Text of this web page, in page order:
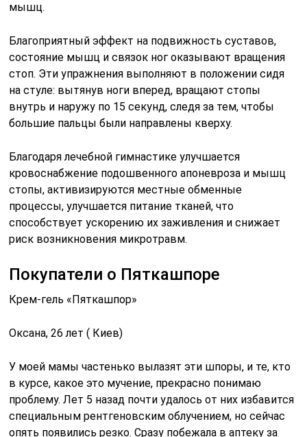
мышц.
Благоприятный эффект на подвижность суставов,
состояние мышц и связок ног оказывают вращения
стоп. Эти упражнения выполняют в положении сидя
на стуле: вытянув ноги вперед, вращают стопы
внутрь и наружу по 15 секунд, следя за тем, чтобы
большие пальцы были направлены кверху.
Благодаря лечебной гимнастике улучшается
кровоснабжение подошвенного апоневроза и мышц
стопы, активизируются местные обменные
процессы, улучшается питание тканей, что
способствует ускорению их заживления и снижает
риск возникновения микротравм.
Покупатели о Пяткашпоре
Крем-гель «Пяткашпор»
Оксана, 26 лет ( Киев)
У моей мамы частенько вылазят эти шпоры, и те, кто
в курсе, какое это мучение, прекрасно понимаю
проблему. Лет 5 назад почти удалось от них избавится
специальным рентгеновским облучением, но сейчас
опять появились резко. Сразу побежала в аптеку за